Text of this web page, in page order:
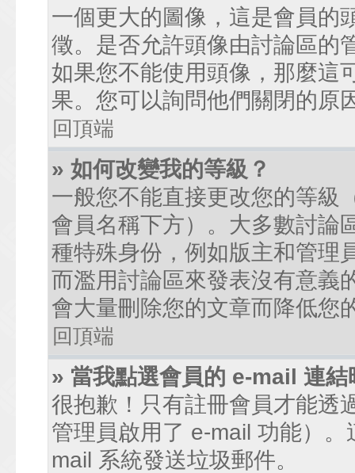
一個更大的圖像，這是會員的
徵。是否允許頭像由討論區的
如果您不能使用頭像，那麼這
果。您可以詢問他們關閉的原
回頂端
» 如何改變我的等級？
一般您不能直接更改您的等級
會員名稱下方）。大多數討論
種特殊身份，例如版主和管理
而濫用討論區來發表沒有意義
會大量刪除您的文章而降低您
回頂端
» 當我點選會員的 e-mail 連
很抱歉！只有註冊會員才能透
管理員啟用了 e-mail 功能）
mail 系統發送垃圾郵件。